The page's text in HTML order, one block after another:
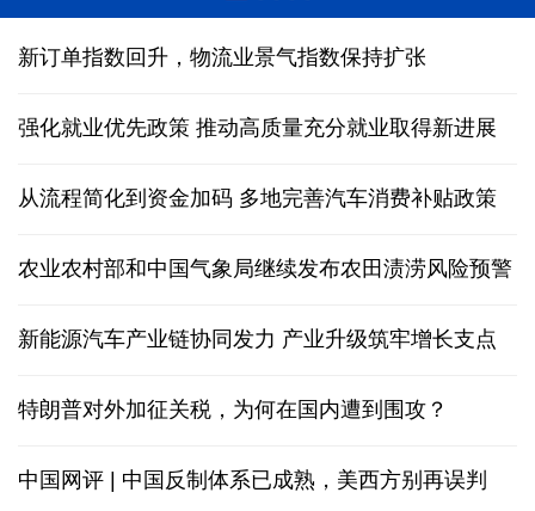
新订单指数回升，物流业景气指数保持扩张
强化就业优先政策 推动高质量充分就业取得新进展
从流程简化到资金加码 多地完善汽车消费补贴政策
农业农村部和中国气象局继续发布农田渍涝风险预警
新能源汽车产业链协同发力 产业升级筑牢增长支点
特朗普对外加征关税，为何在国内遭到围攻？
中国网评 | 中国反制体系已成熟，美西方别再误判